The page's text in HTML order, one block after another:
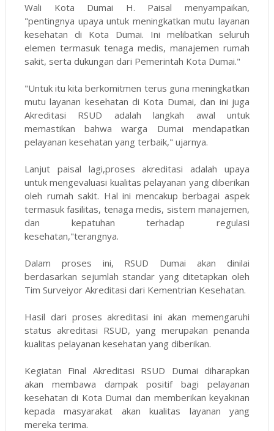
Wali Kota Dumai H. Paisal menyampaikan,
"pentingnya upaya untuk meningkatkan mutu layanan
kesehatan di Kota Dumai. Ini melibatkan seluruh
elemen termasuk tenaga medis, manajemen rumah
sakit, serta dukungan dari Pemerintah Kota Dumai."
"Untuk itu kita berkomitmen terus guna meningkatkan
mutu layanan kesehatan di Kota Dumai, dan ini juga
Akreditasi RSUD adalah langkah awal untuk
memastikan bahwa warga Dumai mendapatkan
pelayanan kesehatan yang terbaik," ujarnya.
Lanjut paisal lagi,proses akreditasi adalah upaya
untuk mengevaluasi kualitas pelayanan yang diberikan
oleh rumah sakit. Hal ini mencakup berbagai aspek
termasuk fasilitas, tenaga medis, sistem manajemen,
dan kepatuhan terhadap regulasi
kesehatan,"terangnya.
Dalam proses ini, RSUD Dumai akan dinilai
berdasarkan sejumlah standar yang ditetapkan oleh
Tim Surveiyor Akreditasi dari Kementrian Kesehatan.
Hasil dari proses akreditasi ini akan memengaruhi
status akreditasi RSUD, yang merupakan penanda
kualitas pelayanan kesehatan yang diberikan.
Kegiatan Final Akreditasi RSUD Dumai diharapkan
akan membawa dampak positif bagi pelayanan
kesehatan di Kota Dumai dan memberikan keyakinan
kepada masyarakat akan kualitas layanan yang
mereka terima.